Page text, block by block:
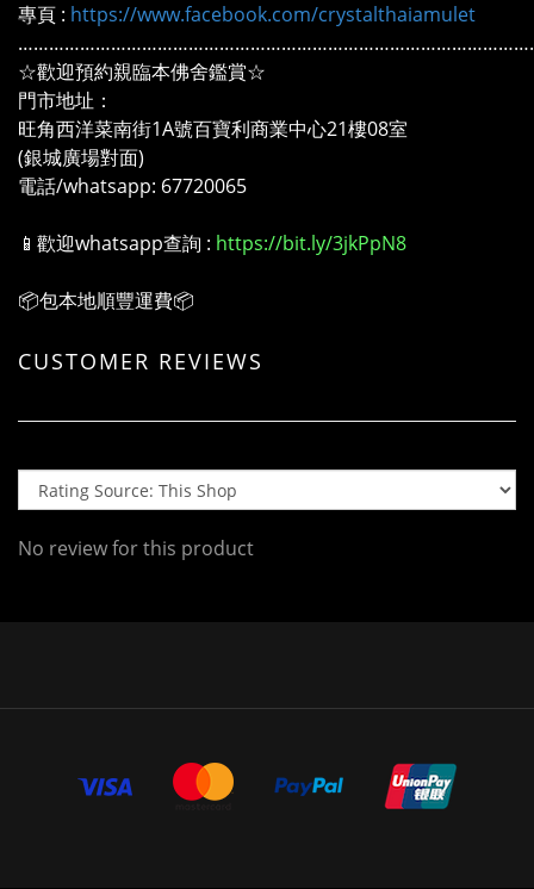
專頁 : https://www.facebook.com/crystalthaiamulet
☆歡迎預約親臨本佛舍鑑賞☆
門市地址：
旺角西洋菜南街1A號百寶利商業中心21樓08室
(銀城廣場對面)
電話/whatsapp: 67720065
📱歡迎whatsapp查詢 : https://bit.ly/3jkPpN8
📦包本地順豐運費📦
CUSTOMER REVIEWS
No review for this product